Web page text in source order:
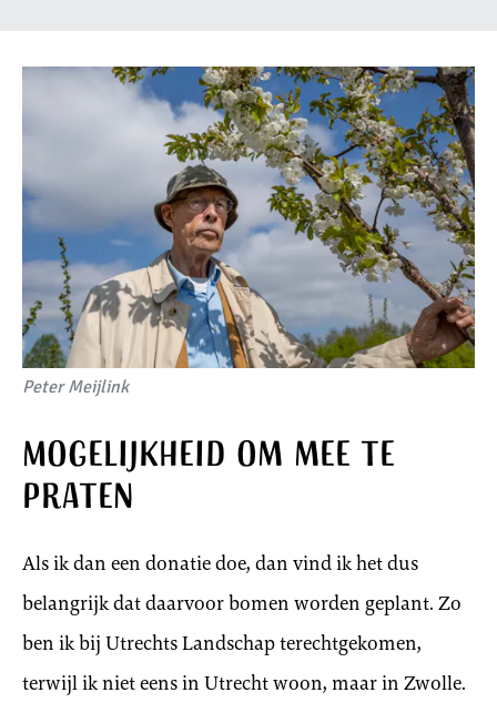
Peter Meijlink
Mogelijkheid om mee te
praten
Als ik dan een donatie doe, dan vind ik het dus
belangrijk dat daarvoor bomen worden geplant. Zo
ben ik bij Utrechts Landschap terechtgekomen,
terwijl ik niet eens in Utrecht woon, maar in Zwolle.